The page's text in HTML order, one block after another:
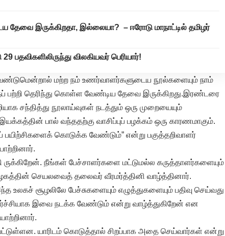
தேவை இருக்கிறதா, இல்லையா? – ஈரோடு மாநாட்டில் தமிழர்
பதவிகளிலிருந்து விலகியவர் பெரியார்!
மற்ற நம் உணர்வாளர்களுடைய நூல்களையும் நாம்
பற்றி தெரிந்து கொள்ள வேண்டிய தேவை இருக்கிறது.இரண்டரை
சந்தித்து நூலாய்வுகள் நடத்தும் ஒரு முறையையும்
பால் வந்ததற்கு வாசிப்புப் பழக்கம் ஒரு காரணமாகும்.
பயிற்சிகளைக் கொடுக்க வேண்டும்” என்று பகுத்தறிவாளர்
நீங்கள் பேச்சாளர்களை மட்டுமல்ல கருத்தாளர்களையும்
செயலவைத் தலைவர் வீரமர்த்தினி வாழ்த்தினார்.
சூழலிலே பேச்சுகளையும் எழுத்துகளையும் பதிவு செய்வது
இவை நடக்க வேண்டும் என்று வாழ்த்துகிறேன் என
யாரிடம் கொடுத்தால் சிறப்பாக அதை செய்வார்கள் என்று